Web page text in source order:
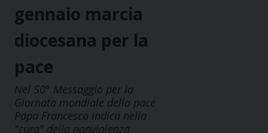
gennaio marcia
diocesana per la
pace
Nel 50° Messaggio per la
Giornata mondiale della pace
Papa Francesco indica nella
"cura" della nonviolenza